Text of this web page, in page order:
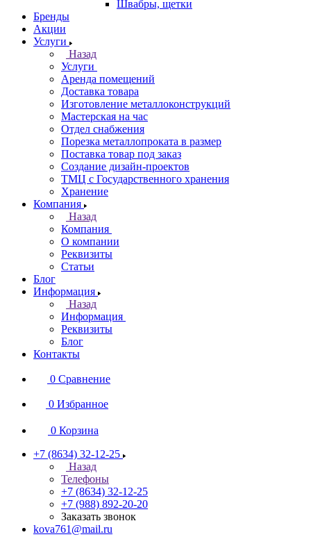
Швабры, щетки
Бренды
Акции
Услуги
Назад
Услуги
Аренда помещений
Доставка товара
Изготовление металлоконструкций
Мастерская на час
Отдел снабжения
Порезка металлопроката в размер
Поставка товар под заказ
Создание дизайн-проектов
ТМЦ с Государственного хранения
Хранение
Компания
Назад
Компания
О компании
Реквизиты
Статьи
Блог
Информация
Назад
Информация
Реквизиты
Блог
Контакты
0 Сравнение
0 Избранное
0 Корзина
+7 (8634) 32-12-25
Назад
Телефоны
+7 (8634) 32-12-25
+7 (988) 892-20-20
Заказать звонок
kova761@mail.ru